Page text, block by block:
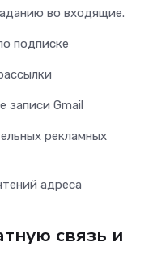
во входящие.
подписке
записи Gmail
рекламных
адреса
связь и